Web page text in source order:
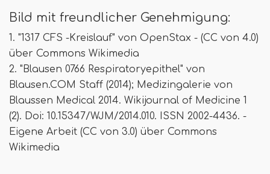
Bild mit freundlicher Genehmigung:
1. "1317 CFS -Kreislauf" von OpenStax - (CC von 4.0)
über Commons Wikimedia
2. "Blausen 0766 Respiratoryepithel" von
Blausen.COM Staff (2014); Medizingalerie von
Blaussen Medical 2014. Wikijournal of Medicine 1
(2). Doi: 10.15347/WJM/2014.010. ISSN 2002-4436. -
Eigene Arbeit (CC von 3.0) über Commons
Wikimedia